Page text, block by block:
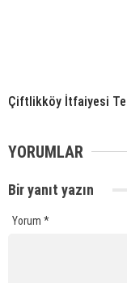
Çiftlikköy İtfaiyesi
YORUMLAR
Bir yanıt yazın
Yorum *